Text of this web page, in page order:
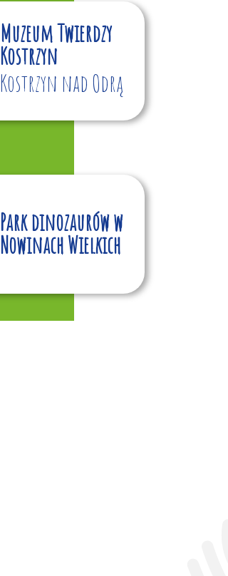
Muzeum Twierdzy
Kostrzyn
Kostrzyn nad Odrą
Park dinozaurów w
Nowinach Wielkich